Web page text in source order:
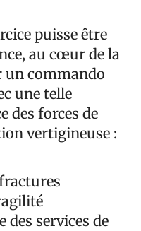
puisse être
au cœur de la
un commando
une telle
des forces de
vertigineuse :
services de